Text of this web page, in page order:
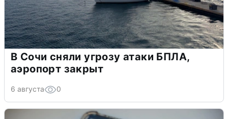
В Сочи сняли угрозу атаки БПЛА,
аэропорт закрыт
6 августа 0